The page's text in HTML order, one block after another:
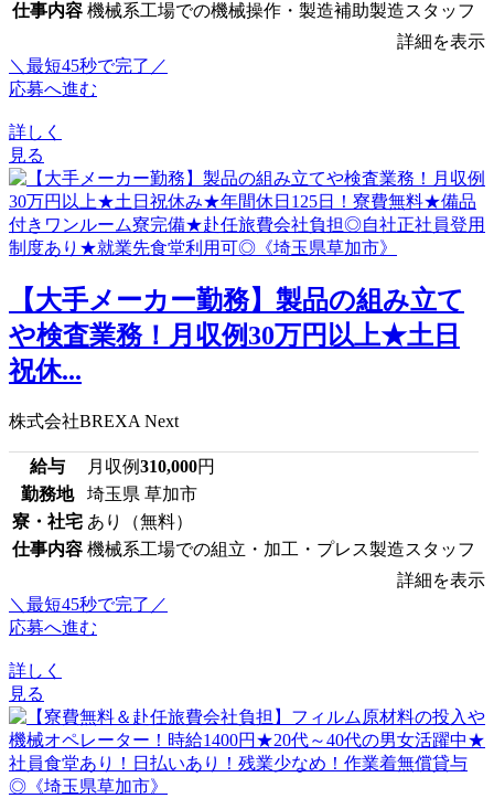
仕事内容 機械系工場での機械操作・製造補助製造スタッフ
詳細を表示
＼最短45秒で完了／
応募へ進む
詳しく
見る
【大手メーカー勤務】製品の組み立て
や検査業務！月収例30万円以上★土日
祝休...
株式会社BREXA Next
給与 月収例310,000円
勤務地
埼玉県 草加市
寮・社宅 あり（無料）
仕事内容 機械系工場での組立・加工・プレス製造スタッフ
詳細を表示
＼最短45秒で完了／
応募へ進む
詳しく
見る